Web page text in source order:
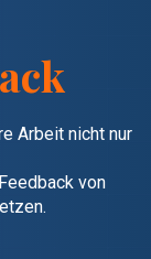
Arbeit nicht nur
von